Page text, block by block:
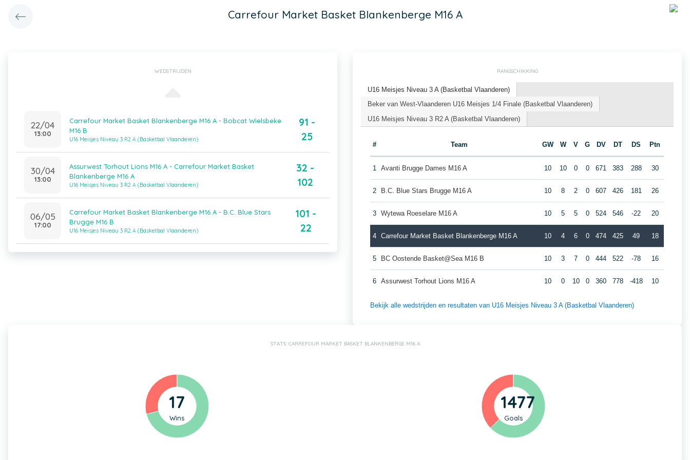
Carrefour Market Basket Blankenberge M16 A
WEDSTRIJDEN
22/04
13:00
Carrefour Market Basket Blankenberge M16 A - Bobcat Wielsbeke
M16 B
U16 Meisjes Niveau 3 R2 A (Basketbal Vlaanderen)
91 -
25
30/04
13:00
Assurwest Torhout Lions M16 A - Carrefour Market Basket
Blankenberge M16 A
U16 Meisjes Niveau 3 R2 A (Basketbal Vlaanderen)
32 -
102
06/05
17:00
Carrefour Market Basket Blankenberge M16 A - B.C. Blue Stars
Brugge M16 B
U16 Meisjes Niveau 3 R2 A (Basketbal Vlaanderen)
101 -
22
RANGSCHIKKING
U16 Meisjes Niveau 3 A (Basketbal Vlaanderen)
Beker van West-Vlaanderen U16 Meisjes 1/4 Finale (Basketbal Vlaanderen)
U16 Meisjes Niveau 3 R2 A (Basketbal Vlaanderen)
# Team GW W V G DV DT DS Ptn
1 Avanti Brugge Dames M16 A 10 10 0 0 671 383 288 30
2 B.C. Blue Stars Brugge M16 A 10 8 2 0 607 426 181 26
3 Wytewa Roeselare M16 A 10 5 5 0 524 546 -22 20
4 Carrefour Market Basket Blankenberge M16 A 10 4 6 0 474 425 49 18
5 BC Oostende Basket@Sea M16 B 10 3 7 0 444 522 -78 16
6 Assurwest Torhout Lions M16 A 10 0 10 0 360 778 -418 10
Bekijk alle wedstrijden en resultaten van U16 Meisjes Niveau 3 A (Basketbal Vlaanderen)
STATS: CARREFOUR MARKET BASKET BLANKENBERGE M16 A
17
Wins
1477
Goals